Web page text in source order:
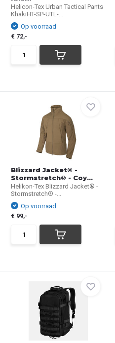
Helicon-Tex Urban Tactical Pants
KhakiHT-SP-UTL-...
Op voorraad
€ 72,-
Blizzard Jacket® -
Stormstretch® - Coy...
Helikon-Tex Blizzard Jacket® -
Stormstretch® -...
Op voorraad
€ 99,-